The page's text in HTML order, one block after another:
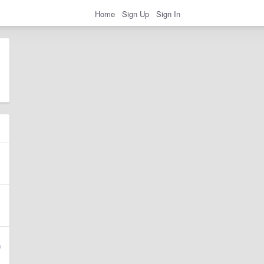
Home Sign Up Sign In